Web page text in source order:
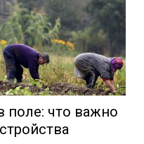
поле: что важно